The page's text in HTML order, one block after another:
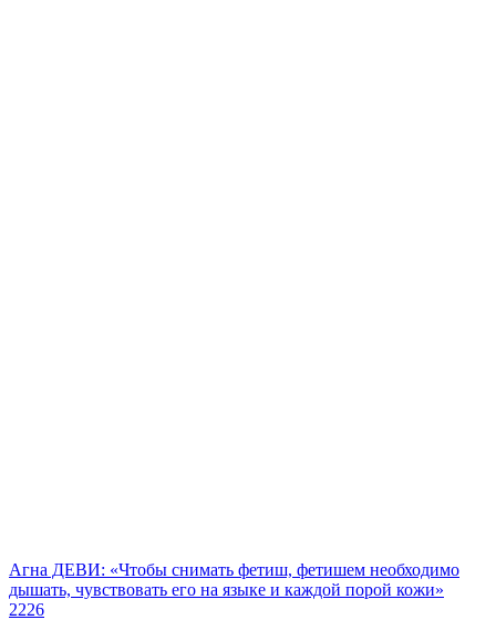
Агна ДЕВИ: «Чтобы снимать фетиш, фетишем необходимо
дышать, чувствовать его на языке и каждой порой кожи»
2226